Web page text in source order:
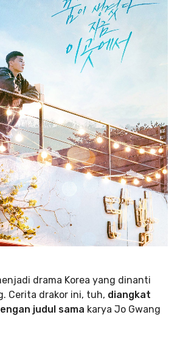
drama Korea yang dinanti
Cerita drakor ini, tuh, diangkat
judul sama karya Jo Gwang